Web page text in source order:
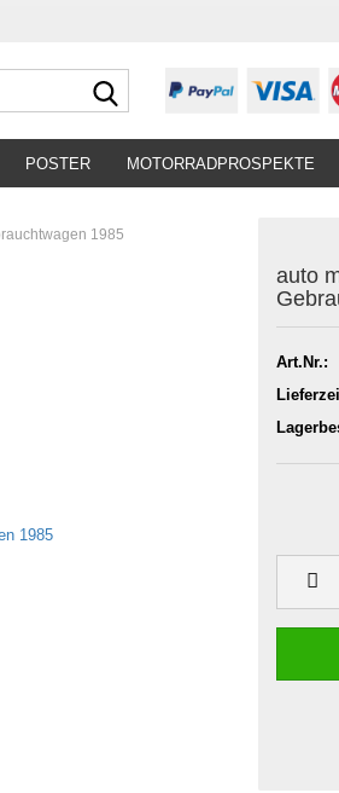
Suche...
POSTER MOTORRADPROSPEKTE
1985
auto
Art.Nr.: